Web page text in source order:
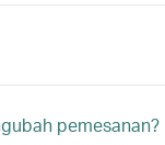
pemesanan?